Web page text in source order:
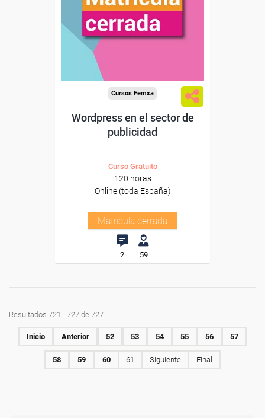
Cursos Femxa
Wordpress en el sector de
publicidad
Curso Gratuito
120 horas
Online (toda España)
Matrícula cerrada
2 59
Resultados 721 - 727 de 727
Inicio Anterior 52 53 54 55 56 57
58 59 60 61 Siguiente Final